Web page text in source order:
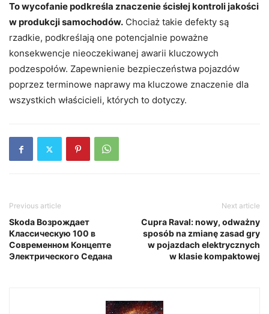
To wycofanie podkreśla znaczenie ścisłej kontroli jakości
w produkcji samochodów. Chociaż takie defekty są
rzadkie, podkreślają one potencjalnie poważne
konsekwencje nieoczekiwanej awarii kluczowych
podzespołów. Zapewnienie bezpieczeństwa pojazdów
poprzez terminowe naprawy ma kluczowe znaczenie dla
wszystkich właścicieli, których to dotyczy.
Previous article
Skoda Возрождает
Классическую 100 в
Современном Концепте
Электрического Седана
Next article
Cupra Raval: nowy, odważny
sposób na zmianę zasad gry
w pojazdach elektrycznych
w klasie kompaktowej